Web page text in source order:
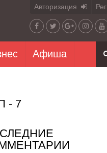
Авторизация
Афиша
- 7